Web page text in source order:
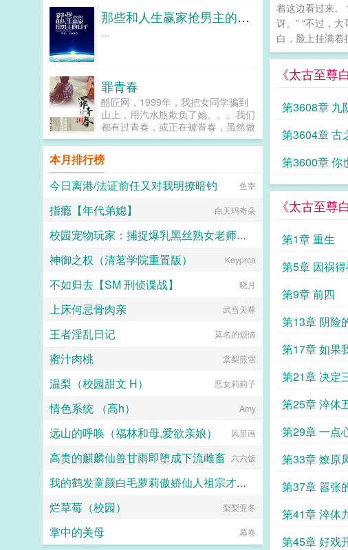
着这边看过来。
讶。” “不过，
白，脸上挂满着
《太古至尊
第3608章 九
起点大结局
第3604章 古
第3600章 你
《太古至尊
第1章 重生
第5章 因祸
第9章 前四
第13章 阴险
第17章 如果
第21章 决定
第25章 淬体
第29章 一点
二更
第33章 燎原
第37章 嚣张
第41章 淬体
第45章 好戏
新章节全文免费阅读！。...
那些和人生赢家抢男主的日子[快穿]
...
罪青春
酷匠网，1999年，我把女同学骗到
山上，用汽水瓶欺负了她。。。我们
都有过青春，或正在被青春，虽然做
过或正做着一些荒唐的事情，可那是
鲜活真实的我们。罪青春不是天生有
罪，而是一种无奈的选择。走过罪
恶，走向光明！...
本月排行榜
今日离港/法证前任又对我明撩暗钓
鱼宰
指瘾【年代弟媳】 白天玛奇朵
校园宠物玩家：捕捉爆乳黑丝熟女老师和白丝校花
小人国国王
神御之权（清茗学院重置版） Keyprca
不如归去【SM 刑侦谍战】 晓月
上床何忌骨肉亲 武当天尊
王者淫乱日记 莫名的烦恼
蜜汁肉桃 棠梨煎雪
温梨（校园甜文 H） 恶女莉莉子
情色系统 （高h） Amy
远山的呼唤（福林和母,爱欲亲娘） 风景画
高贵的麒麟仙兽甘雨即堕成下流雌畜 六六饭
我的鹤发童颜白毛萝莉傲娇仙人祖宗才不可能被巨根轻浮蛮汉ntr隐奸恶堕
MP9494
烂草莓（校园） 梨梨亚冬
掌中的美母 幕卷